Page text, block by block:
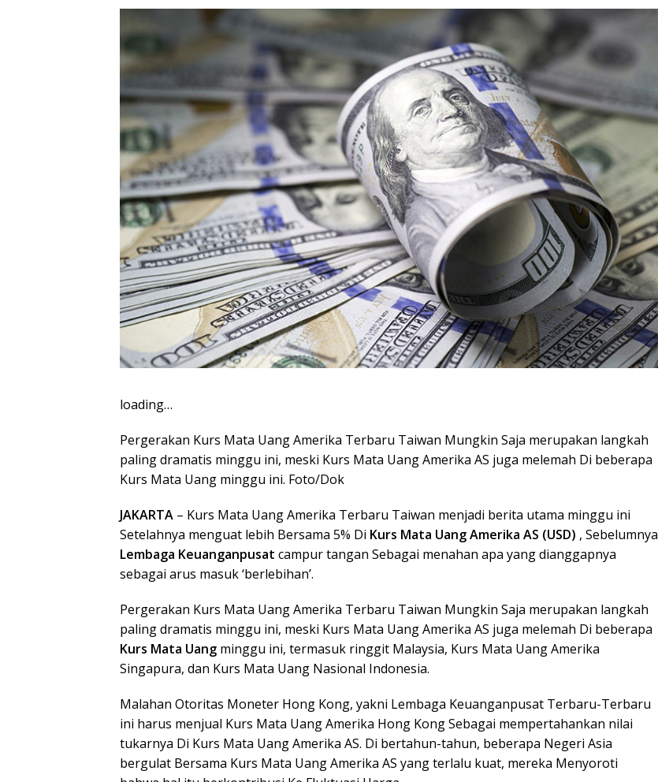
loading…
Pergerakan Kurs Mata Uang Amerika Terbaru Taiwan Mungkin Saja merupakan langkah
paling dramatis minggu ini, meski Kurs Mata Uang Amerika AS juga melemah Di beberapa
Kurs Mata Uang minggu ini. Foto/Dok
JAKARTA – Kurs Mata Uang Amerika Terbaru Taiwan menjadi berita utama minggu ini
Setelahnya menguat lebih Bersama 5% Di Kurs Mata Uang Amerika AS (USD) , Sebelumnya
Lembaga Keuanganpusat campur tangan Sebagai menahan apa yang dianggapnya
sebagai arus masuk ‘berlebihan’.
Pergerakan Kurs Mata Uang Amerika Terbaru Taiwan Mungkin Saja merupakan langkah
paling dramatis minggu ini, meski Kurs Mata Uang Amerika AS juga melemah Di beberapa
Kurs Mata Uang minggu ini, termasuk ringgit Malaysia, Kurs Mata Uang Amerika
Singapura, dan Kurs Mata Uang Nasional Indonesia.
Malahan Otoritas Moneter Hong Kong, yakni Lembaga Keuanganpusat Terbaru-Terbaru
ini harus menjual Kurs Mata Uang Amerika Hong Kong Sebagai mempertahankan nilai
tukarnya Di Kurs Mata Uang Amerika AS. Di bertahun-tahun, beberapa Negeri Asia
bergulat Bersama Kurs Mata Uang Amerika AS yang terlalu kuat, mereka Menyoroti